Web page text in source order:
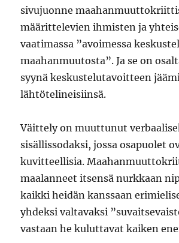
sivujuonne
määrittelevien ihmisten ja
vaatimassa ”avoimessa
maahanmuutosta”. Ja se on
syynä keskustelutavoitteen
lähtötelineisiinsä.
Väittely on muuttunut
sisällissodaksi, jossa osapuolet
kuvitteellisia.
maalanneet itsensä nurkkaan
kaikki heidän kanssaan
yhdeksi valtavaksi
vastaan he kuluttavat kaiken